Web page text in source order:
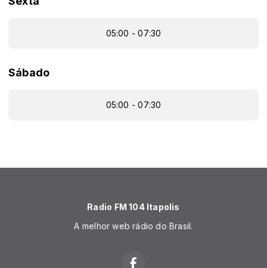
05:00 - 07:30
Sábado
05:00 - 07:30
Radio FM 104 Itapolis
A melhor web rádio do Brasil.